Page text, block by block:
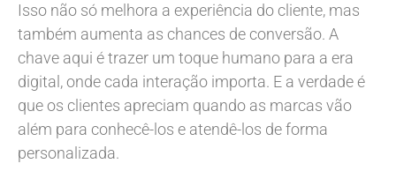
Isso não só melhora a experiência do cliente, mas
também aumenta as chances de conversão. A
chave aqui é trazer um toque humano para a era
digital, onde cada interação importa. E a verdade é
que os clientes apreciam quando as marcas vão
além para conhecê-los e atendê-los de forma
personalizada.